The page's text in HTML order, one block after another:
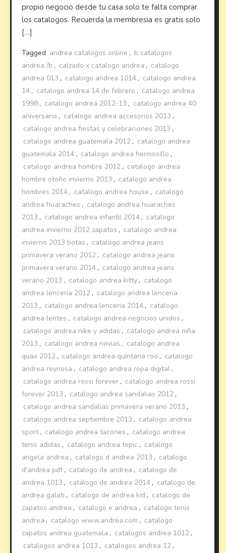
propio negocio desde tu casa solo te falta comprar
los catalogos. Recuerda la membresia es gratis solo
[…]
Tagged andrea catalogos online , b catalogos
andrea /b , calzado x catalogo andrea , catalogo
andrea 013 , catalogo andrea 1014 , catalogo andrea
14 , catalogo andrea 14 de febrero , catalogo andrea
1998 , catalogo andrea 2012-13 , catalogo andrea 40
aniversario , catalogo andrea accesorios 2013 ,
catalogo andrea fiestas y celebraciones 2013 ,
catalogo andrea guatemala 2012 , catalogo andrea
guatemala 2014 , catalogo andrea hermosillo ,
catalogo andrea hombre 2012 , catalogo andrea
hombre otoño invierno 2013 , catalogo andrea
hombres 2014 , catalogo andrea house , catalogo
andrea huaraches , catalogo andrea huaraches
2013 , catalogo andrea infantil 2014 , catalogo
andrea invierno 2012 zapatos , catalogo andrea
invierno 2013 botas , catalogo andrea jeans
primavera verano 2012 , catalogo andrea jeans
primavera verano 2014 , catalogo andrea jeans
verano 2013 , catalogo andrea kitty , catalogo
andrea lenceria 2012 , catalogo andrea lenceria
2013 , catalogo andrea lenceria 2014 , catalogo
andrea lentes , catalogo andrea negocios unidos ,
catalogo andrea nike y adidas , catalogo andrea niña
2013 , catalogo andrea novias , catalogo andrea
quax 2012 , catalogo andrea quintana roo , catalogo
andrea reynosa , catalogo andrea ropa digital ,
catalogo andrea rossi forever , catalogo andrea rossi
forever 2013 , catalogo andrea sandalias 2012 ,
catalogo andrea sandalias primavera verano 2013 ,
catalogo andrea septiembre 2013 , catalogo andrea
sport, catalogo andrea tacones , catalogo andrea
tenis adidas , catalogo andrea tepic , catalogo
angela andrea , catalogo d andrea 2013 , catalogo
d'andrea pdf , catalogo de andrea , catalogo de
andrea 1013 , catálogo de andrea 2014 , catalogo de
andrea galati , catalogo de andrea kid , catalogo de
zapatos andrea , catalogo e andrea , catalogo tenis
andrea , catalogo www.andrea.com , catalogo
zapatos andrea guatemala , catalogos andrea 1012 ,
catalogos andrea 1013 , catalogos andrea 12 ,